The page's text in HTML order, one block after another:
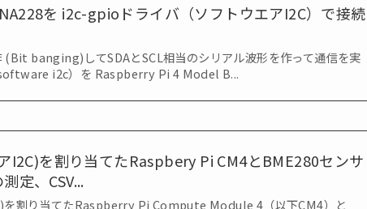
を i2c-gpioドライバ（ソフトウエアI2C）で接続
(Bit banging)してSDAとSCL相当のシリアル波形を作って通信を実
i2c）を Raspberry Pi 4 Model B...
I2C)を割り当てたRaspbery Pi CM4とBME280センサ
定、CSV...
割り当てたRaspberry Pi Compute Module 4（以下CM4）と